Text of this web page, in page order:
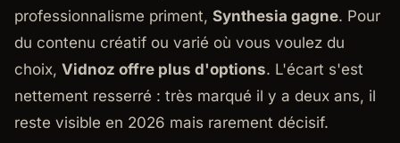
professionnalisme priment, Synthesia gagne. Pour
du contenu créatif ou varié où vous voulez du
choix, Vidnoz offre plus d'options. L'écart s'est
nettement resserré : très marqué il y a deux ans, il
reste visible en 2026 mais rarement décisif.